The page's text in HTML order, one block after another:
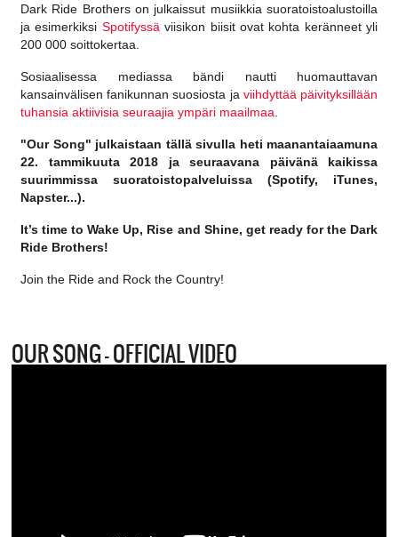
Dark Ride Brothers on julkaissut musiikkia suoratoistoalustoilla
ja esimerkiksi Spotifyssä viisikon biisit ovat kohta keränneet yli
200 000 soittokertaa.
Sosiaalisessa mediassa bändi nautti huomauttavan
kansainvälisen fanikunnan suosiosta ja viihdyttää päivityksillään
tuhansia aktiivisia seuraajia ympäri maailmaa
"Our Song" julkaistaan tällä sivulla heti maanantaiaamuna
22. tammikuuta 2018 ja seuraavana päivänä kaikissa
suurimmissa suoratoistopalveluissa (Spotify, iTunes,
Napster...).
It’s time to Wake Up, Rise and Shine, get ready for the Dark
Ride Brothers!
Join the Ride and Rock the Country!
OUR SONG – OFFICIAL VIDEO